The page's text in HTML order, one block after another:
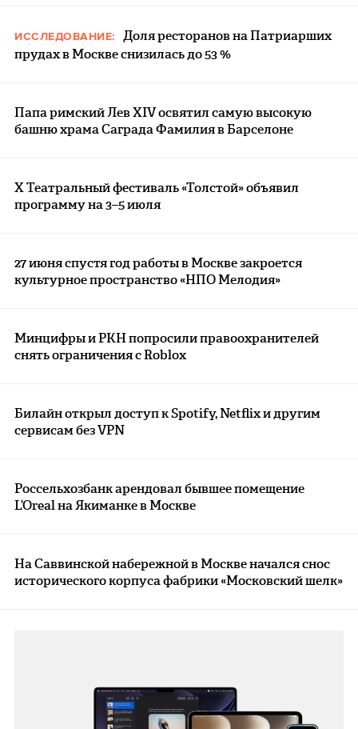
ИССЛЕДОВАНИЕ:
Доля ресторанов на Патриарших
прудах в Москве снизилась до 53 %
Папа римский Лев XIV освятил самую высокую
башню храма Саграда Фамилия в Барселоне
Х Театральный фестиваль «Толстой» объявил
программу на 3–5 июля
27 июня спустя год работы в Москве закроется
культурное пространство «НПО Мелодия»
Минцифры и РКН попросили правоохранителей
снять ограничения с Roblox
Билайн открыл доступ к Spotify, Netflix и другим
сервисам без VPN
Россельхозбанк арендовал бывшее помещение
L’Oreal на Якиманке в Москве
На Саввинской набережной в Москве начался снос
исторического корпуса фабрики «Московский шелк»